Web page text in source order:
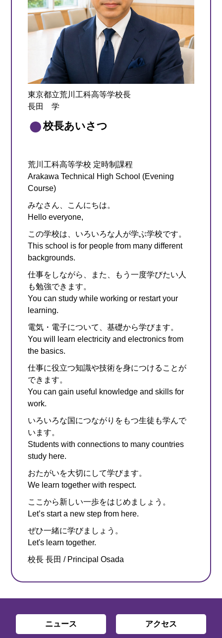
校長あいさつ
東京都立荒川工科高等学校長
長田 学
荒川工科高等学校 定時制課程
Arakawa Technical High School (Evening
Course)
みなさん、こんにちは。
Hello everyone,
この学校は、いろいろな人が学ぶ学校です。
This school is for people from many different
backgrounds.
仕事をしながら、また、もう一度学びたい人
も勉強できます。
You can study while working or restart your
learning.
電気・電子について、基礎から学びます。
You will learn electricity and electronics from
the basics.
仕事に役立つ知識や技術を身につけることが
できます。
You can gain useful knowledge and skills for
work.
いろいろな国につながりをもつ生徒も学んで
います。
Students with connections to many countries
study here.
おたがいを大切にして学びます。
We learn together with respect.
ここから新しい一歩をはじめましょう。
Let’s start a new step from here.
ぜひ一緒に学びましょう。
Let's learn together.
校長 長田 / Principal Osada
ニュース アクセス